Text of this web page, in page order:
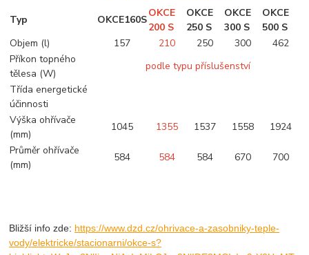
Typ OKCE160S
OKCE
200 S
OKCE
250 S
OKCE
300 S
OKCE
500 S
Objem (l)
157 210 250 300
462
Příkon topného
tělesa (W)
podle typu příslušenství
Třída energetické
účinnosti
Výška ohřívače
(mm)
1045 1355 1537 1558
1924
Průměr ohřívače
(mm)
584 584 584 670 700
Bližší info zde: https://www.dzd.cz/ohrivace-a-zasobniky-teple-
vody/elektricke/stacionarni/okce-s?